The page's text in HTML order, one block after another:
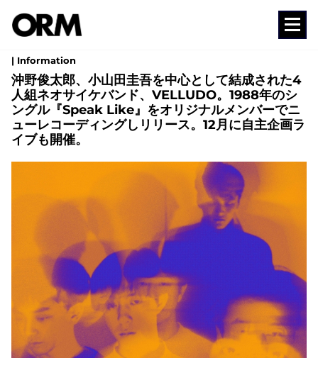
| Information
沖野俊太郎、小山田圭吾を中心として結成された4
人組ネオサイケバンド、VELLUDO。1988年のシ
ングル『Speak Like』をオリジナルメンバーでニ
ューレコーディングしリリース。12月に自主企画ラ
イブも開催。